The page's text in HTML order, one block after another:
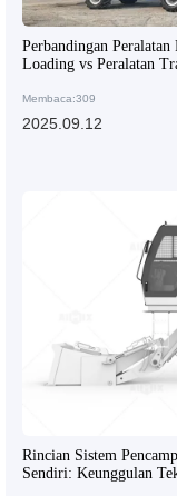
Perbandingan
Loading vs Peralatan
Membaca:309
2025.09.12
Rincian Sistem
Sendiri: Keunggulan